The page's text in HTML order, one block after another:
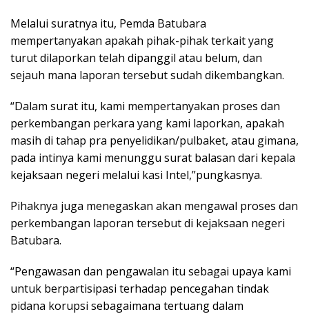
Melalui suratnya itu, Pemda Batubara
mempertanyakan apakah pihak-pihak terkait yang
turut dilaporkan telah dipanggil atau belum, dan
sejauh mana laporan tersebut sudah dikembangkan.
“Dalam surat itu, kami mempertanyakan proses dan
perkembangan perkara yang kami laporkan, apakah
masih di tahap pra penyelidikan/pulbaket, atau gimana,
pada intinya kami menunggu surat balasan dari kepala
kejaksaan negeri melalui kasi Intel,”pungkasnya.
Pihaknya juga menegaskan akan mengawal proses dan
perkembangan laporan tersebut di kejaksaan negeri
Batubara.
“Pengawasan dan pengawalan itu sebagai upaya kami
untuk berpartisipasi terhadap pencegahan tindak
pidana korupsi sebagaimana tertuang dalam